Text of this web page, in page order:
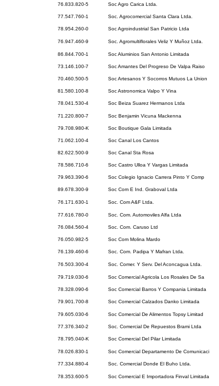
76.833.820-5 Soc Agro Carica Ltda.
77.547.760-1 Soc. Agrocomercial Santa Clara Ltda.
78.954.260-0 Soc Agroindustrial San Patricio Ltda
76.947.460-9 Soc. Agromultiflorales Veliz Y Muñoz Ltda.
86.844.700-1 Soc Aluminios San Antonio Limitada
73.146.100-7 Soc Amantes Del Progreso De Valpa Raiso
70.460.500-5 Soc Artesanos Y Socorros Mutuos La Union
81.580.100-8 Soc Astronomica Valpo Y Vina
78.041.530-4 Soc Beiza Suarez Hermanos Ltda
71.220.800-7 Soc Benjamin Vicuna Mackenna
79.708.980-K Soc Boutique Gala Limitada
71.062.100-4 Soc Canal Los Cantos
82.622.500-9 Soc Canal Sta Rosa
78.586.710-6 Soc Castro Ulloa Y Vargas Limitada
79.963.390-6 Soc Colegio Ignacio Carrera Pinto Y Comp
89.678.300-9 Soc Com E Ind. Graboval Ltda
76.171.630-1 Soc. Com A&F Ltda.
77.616.780-0 Soc. Com. Automoviles Alfa Ltda
76.084.560-4 Soc. Com. Caruso Ltd
76.050.982-5 Soc Com Molina Mardo
76.139.460-6 Soc. Com. Padipa Y Mafran Ltda.
76.503.300-4 Soc. Comer. Y Serv. Del Aconcagua Ltda.
79.719.030-6 Soc Comercial Agricola Los Rosales De Sa
78.328.090-6 Soc Comercial Barros Y Compania Limitada
79.901.700-8 Soc Comercial Calzados Danko Limitada
79.605.030-6 Soc Comercial De Alimentos Topsy Limitad
77.376.340-2 Soc. Comercial De Repuestos Brami Ltda
78.795.040-K Soc Comercial Del Pilar Limitada
78.026.830-1 Soc Comercial Departamento De Comunicaci
77.334.880-4 Soc. Comercial Donde El Buho Ltda.
78.353.600-5 Soc Comercial E Importadora Finval Limitada